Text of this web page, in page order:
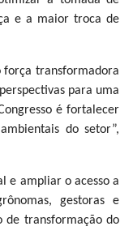
e a maior troca de
força transformadora
para uma
é fortalecer
do setor”,
e ampliar o acesso a
gestoras e
de transformação do